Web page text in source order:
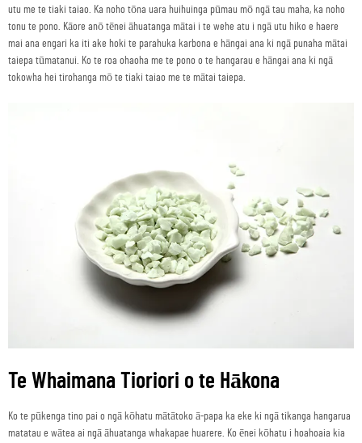
utu me te tiaki taiao. Ka noho tōna uara huihuinga pūmau mō ngā tau maha, ka noho
tonu te pono. Kāore anō tēnei āhuatanga mātai i te wehe atu i ngā utu hiko e haere
mai ana engari ka iti ake hoki te parahuka karbona e hāngai ana ki ngā punaha mātai
taiepa tūmatanui. Ko te roa ohaoha me te pono o te hangarau e hāngai ana ki ngā
tokowha hei tirohanga mō te tiaki taiao me te mātai taiepa.
Te Whaimana Tioriori o te Hākona
Ko te pūkenga tino pai o ngā kōhatu mātātoko ā-papa ka eke ki ngā tikanga hangarua
matatau e wātea ai ngā āhuatanga whakapae huarere. Ko ēnei kōhatu i hoahoaia kia